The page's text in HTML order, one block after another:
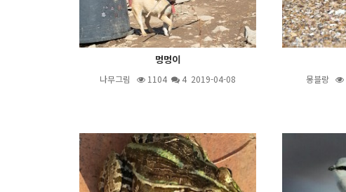
멍멍이
나무그림 1104 42019-04-08 몽블랑